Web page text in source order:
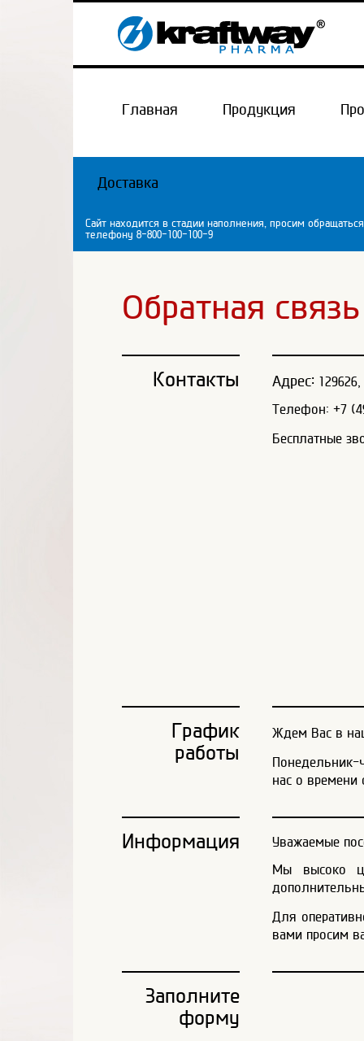
Главная Продукция
Доставка
Сайт находится в стадии наполнения, просим
телефону 8-800-100-100-9
Обратная связь
Контакты Адрес:
Телефон: +7
Бесплатные
График
работы
Ждем Вас в
Понедельник-
нас о времени
Информация
Уважаемые
Мы высоко
Для
вами просим
Заполните
форму